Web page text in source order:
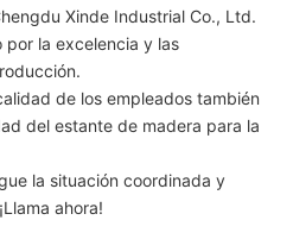
Xinde Industrial Co., Ltd.
la excelencia y las
de los empleados también
del estante de madera para la
la situación coordinada y
ahora!